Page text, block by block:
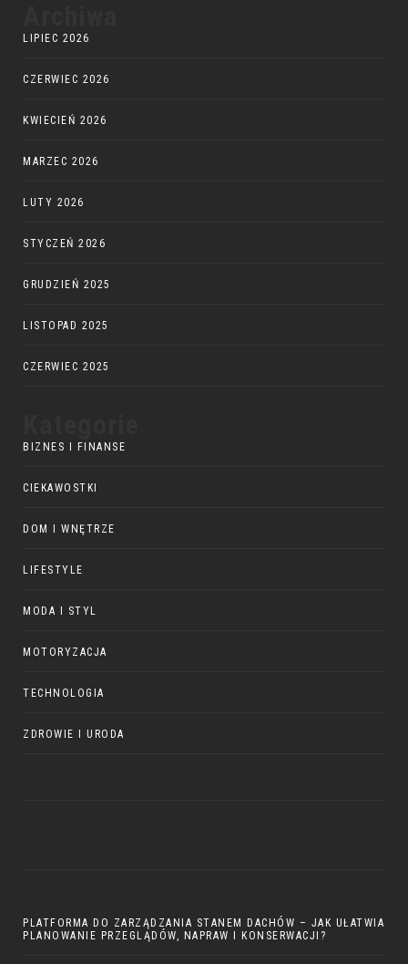
LIPIEC 2026
CZERWIEC 2026
KWIECIEŃ 2026
MARZEC 2026
LUTY 2026
STYCZEŃ 2026
GRUDZIEŃ 2025
LISTOPAD 2025
CZERWIEC 2025
BIZNES I FINANSE
CIEKAWOSTKI
DOM I WNĘTRZE
LIFESTYLE
MODA I STYL
MOTORYZACJA
TECHNOLOGIA
ZDROWIE I URODA
PLATFORMA DO ZARZĄDZANIA STANEM DACHÓW – JAK UŁATWIA
PLANOWANIE PRZEGLĄDÓW, NAPRAW I KONSERWACJI?